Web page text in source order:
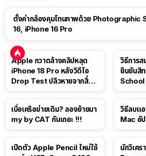
ตั้งค่ากล้องคุมโทนภาพด้วย Photographic
16, iPhone 16 Pro
Apple กวาดล้างคลิปหลุด
iPhone 18 Pro หลังวิดีโอ
Drop Test ปลิวหายจากสื่อ
วิธีการส
ยืนยันสิ
เบื่อเครือข่ายเดิม? ลองย้ายมา
my by CAT กันเถอะ !!!
วิธีลบแ
Mac อั
เปิดตัว Apple Pencil ใหม่ใช้
นักวิเคร